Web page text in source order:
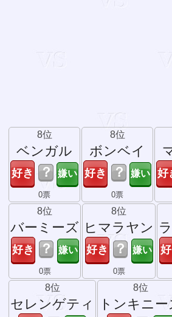
8位
ベンガル
？
0票
8位
ボンベイ
？
0票
8位
バーミーズ
？
0票
8位
ヒマラヤン
？
0票
8位
セレンゲティ
8位
トンキニー